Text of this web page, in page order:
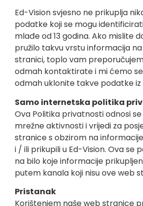
Ed-Vision svjesno ne prikuplja
podatke koji se mogu
mlađe od 13 godina. Ako mislite
pružilo takvu vrstu informacija
stranici, toplo vam
odmah kontaktirate i mi ćemo
odmah uklonite takve podatke iz
Samo internetska politika
Ova Politika privatnosti odnosi
mrežne aktivnosti i vrijedi za
stranices obzirom na
i / ili prikupili u Ed-Vision. Ova se
na bilo koje informacije
putem kanala koji nisu ove web
Pristanak
Korištenjem naše web stranice